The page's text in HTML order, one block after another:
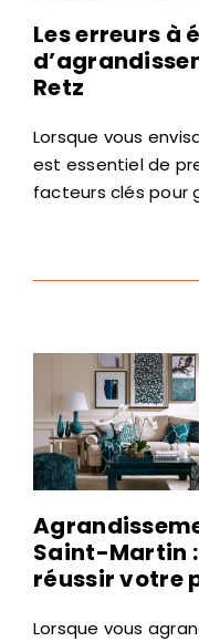
Les erreurs à
Retz
Lorsque vous
est essentiel de
facteurs clés pour
Saint-Martin
réussir votre
Lorsque vous